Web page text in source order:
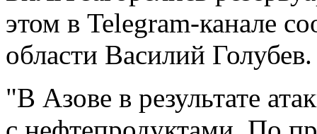
этом в Telegram-канале
области Василий Голубев.
"В Азове в результате